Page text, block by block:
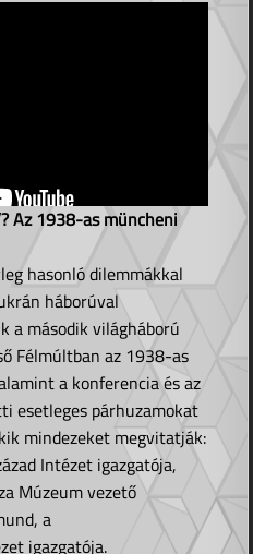
Az 1938-as müncheni
hasonló dilemmákkal
háborúval
a második világháború
Félmúltban az 1938-as
a konferencia és az
esetleges párhuzamokat
mindezeket megvitatják:
Intézet igazgatója,
Múzeum vezető
a
igazgatója.